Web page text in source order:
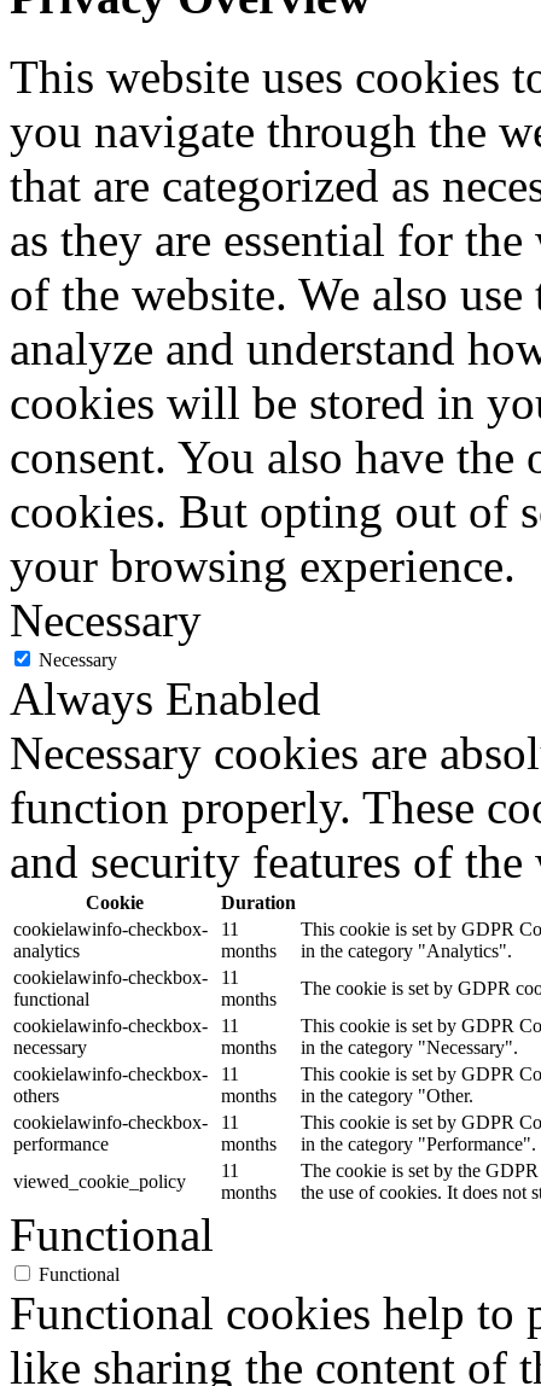
This website uses cookies
you navigate through the
that are categorized as
as they are essential for
of the website. We also
analyze and understand
cookies will be stored in
consent. You also have
cookies. But opting out of
your browsing experience.
Necessary
Necessary
Always Enabled
Necessary cookies are
function properly. These
and security features of
Cookie
Duration
cookielawinfo-checkbox-
analytics
11
months
This cookie is set by GDPR
in the category "Analytics".
cookielawinfo-checkbox-
functional
11
months
The cookie is set by GDPR
cookielawinfo-checkbox-
necessary
11
months
This cookie is set by GDPR
in the category "Necessary".
cookielawinfo-checkbox-
others
11
months
This cookie is set by GDPR
in the category "Other.
cookielawinfo-checkbox-
performance
11
months
This cookie is set by GDPR
in the category "Performance".
viewed_cookie_policy
11
months
The cookie is set by the
the use of cookies. It does not
Functional
Functional
Functional cookies help to
like sharing the content of